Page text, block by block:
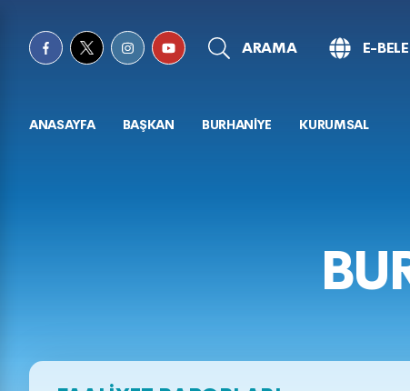
ARAMA E-
ANASAYFA BAŞKAN BURHANİYE KURUMSAL